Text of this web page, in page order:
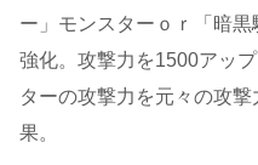
ー」モンスターｏｒ「暗
強化。攻撃力を1500アッ
ターの攻撃力を元々の攻
果。